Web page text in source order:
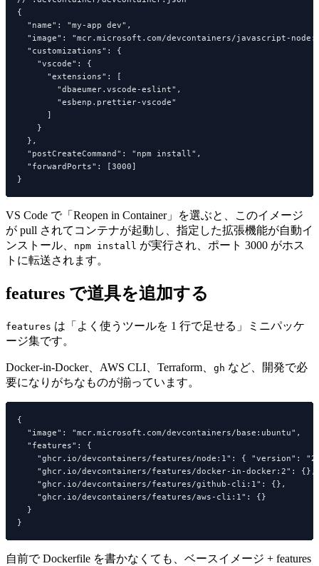
{
  "name": "my-app dev",
"image": "mcr.microsoft.com/devcontainers/javascript-
  "customizations": {
    "vscode": {
      "extensions": [
        "dbaeumer.vscode-eslint",
        "esbenp.prettier-vscode"
      ]
    }
  },
  "postCreateCommand": "npm install",
  "forwardPorts": [3000]
VS Code で「Reopen in Container」を選ぶと、このイメージ
が pull されてコンテナが起動し、指定した拡張機能が自動イ
ンストール、
npm install が実行され、ポート 3000 がホス
トに転送されます。
features で道具を追加する
features は「よく使うツールを 1 行で足せる」ミニパッケ
ージ集です。
Docker-in-Docker、AWS CLI、Terraform、 gh など、開発で必
要になりがちなものが揃っています。
{
  "image": "mcr.microsoft.com/devcontainers/base:ubuntu",
  "features": {
"ghcr.io/devcontainers/features/node:1": { "version":
    "ghcr.io/devcontainers/features/docker-in-docker:2": {},
    "ghcr.io/devcontainers/features/github-cli:1": {},
    "ghcr.io/devcontainers/features/aws-cli:1": {}
  }
自前で Dockerfile を書かなくても、ベースイメージ + features